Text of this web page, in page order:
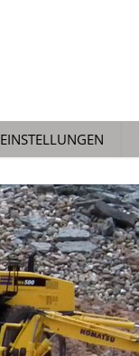
EINSTELLUNGEN